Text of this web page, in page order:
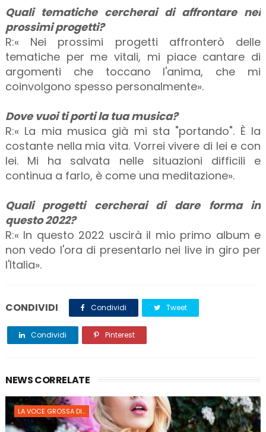
Quali tematiche cercherai di affrontare nei
prossimi progetti?
R:« Nei prossimi progetti affronterò delle
tematiche per me vitali, mi piace cantare di
argomenti che toccano l'anima, che mi
coinvolgono spesso personalmente».
Dove vuoi ti porti la tua musica?
R:« La mia musica già mi sta "portando". È la
costante nella mia vita. Vorrei vivere di lei e con
lei. Mi ha salvata nelle situazioni difficili e
continua a farlo, è come una meditazione».
Quali progetti cercherai di dare forma in
questo 2022?
R:« In questo 2022 uscirà il mio primo album e
non vedo l'ora di presentarlo nei live in giro per
l'Italia».
CONDIVIDI Condividi Tweet
Condividi Pinterest
NEWS CORRELATE
LA VOCE GROSSA DI...